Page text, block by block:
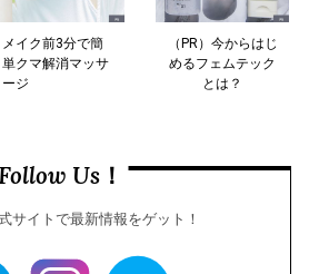
メイク前3分で簡
単クマ解消マッサ
ージ
（PR）今からはじ
めるフェムテック
とは？
Us！
サイトで最新情報をゲット！